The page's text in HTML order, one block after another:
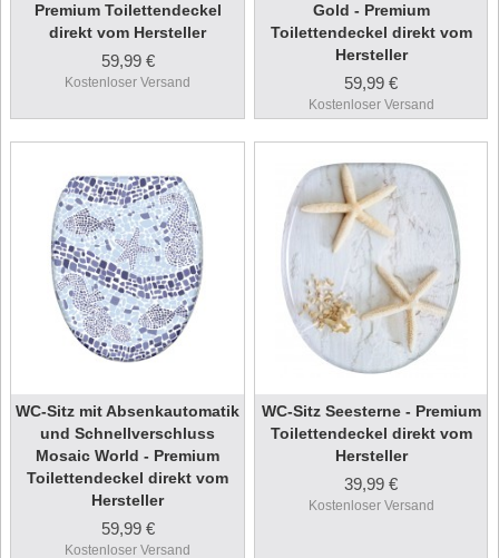
Premium Toilettendeckel
direkt vom Hersteller
59,99 €
Kostenloser Versand
Gold - Premium
Toilettendeckel direkt vom
Hersteller
59,99 €
Kostenloser Versand
WC-Sitz mit Absenkautomatik
und Schnellverschluss
Mosaic World - Premium
Toilettendeckel direkt vom
Hersteller
59,99 €
Kostenloser Versand
WC-Sitz Seesterne - Premium
Toilettendeckel direkt vom
Hersteller
39,99 €
Kostenloser Versand